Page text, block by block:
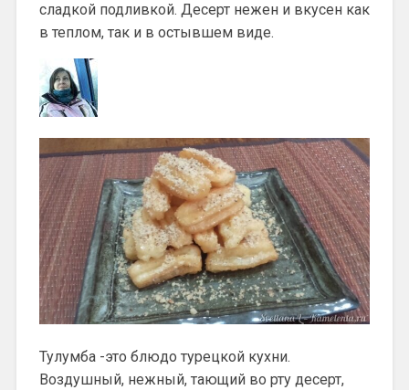
сладкой подливкой. Десерт нежен и вкусен как
в теплом, так и в остывшем виде.
Тулумба -это блюдо турецкой кухни.
Воздушный, нежный, тающий во рту десерт,